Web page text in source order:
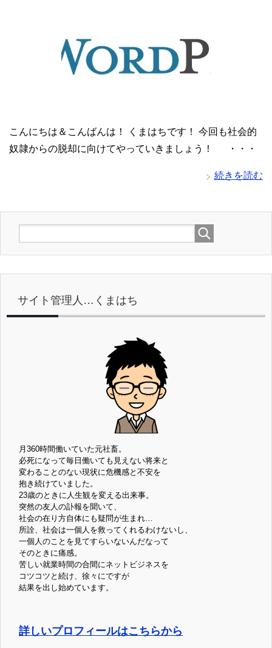
こんにちは＆こんばんは！ くまはちです！ 今回も社会的
奴隷からの脱却に向けてやっていきましょう！ ・・・
続きを読む
サイト管理人…くまはち
月360時間働いていた元社畜。
必死になって毎日働いても見えない将来と
変わることのない現状に危機感と不安を
抱き続けていました。
23歳のときに人生観を変える出来事。
突然の友人の訃報を聞いて、
社会の在り方自体にも疑問が生まれ…
所詮、社会は一個人を救ってくれるわけないし、
一個人のことを見てすらいないんだなって
そのときに痛感。
苦しい就業時間の合間にネットビジネスを
コツコツと続け、徐々にですが
結果を出し始めています。
詳しいプロフィールはこちらから